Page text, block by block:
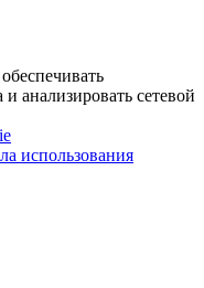
анализировать сетевой
использования